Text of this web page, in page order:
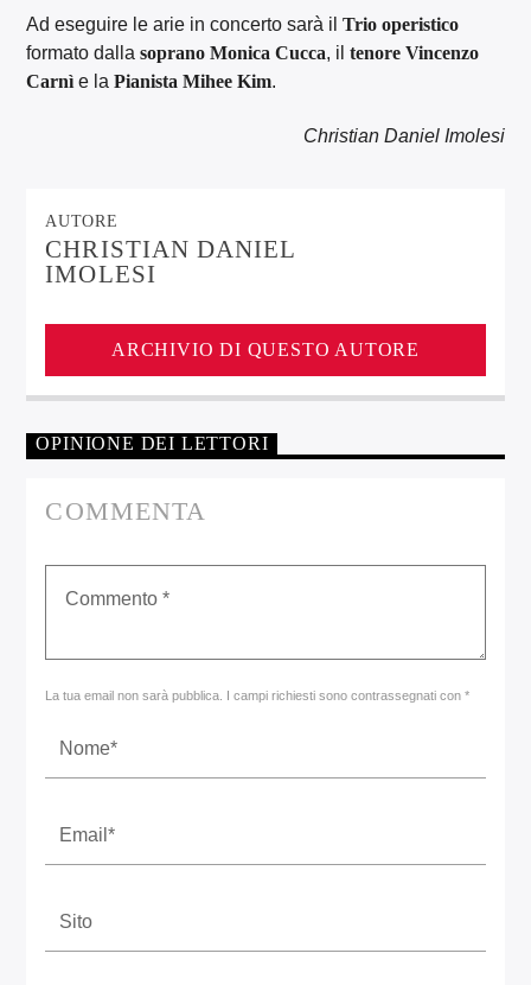
Ad eseguire le arie in concerto sarà ilTrio operistico
formato dallasoprano Monica Cucca, iltenore Vincenzo
Carnì e laPianista Mihee Kim.
Christian Daniel Imolesi
AUTORE
CHRISTIAN DANIEL
IMOLESI
ARCHIVIO DI QUESTO AUTORE
OPINIONE DEI LETTORI
COMMENTA
La tua email non sarà pubblica. I campi richiesti sono contrassegnati con *